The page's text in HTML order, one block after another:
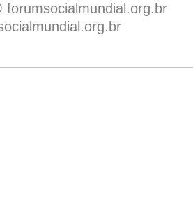
forumsocialmundial.org.br